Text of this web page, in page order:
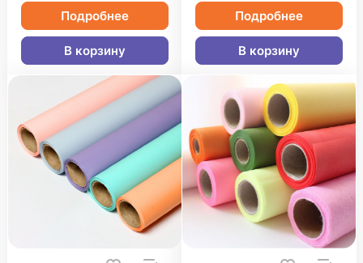
Подробнее
В корзину
Подробнее
В корзину